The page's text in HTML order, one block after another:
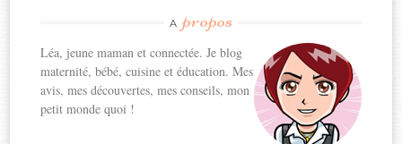
A propos
Léa, jeune maman et connectée. Je blog
maternité, bébé, cuisine et éducation. Mes
avis, mes découvertes, mes conseils, mon
petit monde quoi !